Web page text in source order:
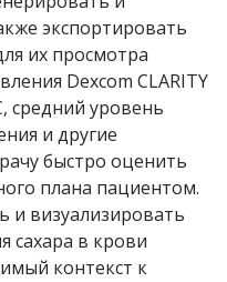
экспортировать
их просмотра
Dexcom CLARITY
средний уровень
и другие
быстро оценить
плана пациентом.
и визуализировать
сахара в крови
контекст к